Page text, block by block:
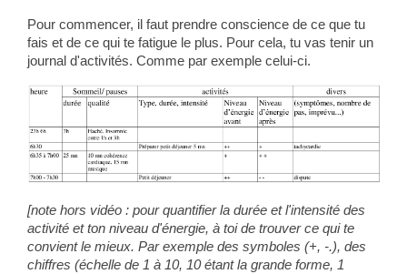
Pour commencer, il faut prendre conscience de ce que tu
fais et de ce qui te fatigue le plus. Pour cela, tu vas tenir un
journal d'activités. Comme par exemple celui-ci.
[note hors vidéo : pour quantifier la durée et l'intensité des
activité et ton niveau d'énergie, à toi de trouver ce qui te
convient le mieux. Par exemple des symboles (+, -.), des
chiffres (échelle de 1 à 10, 10 étant la grande forme, 1